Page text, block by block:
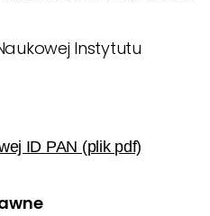
Instytutu
ID PAN (plik pdf)